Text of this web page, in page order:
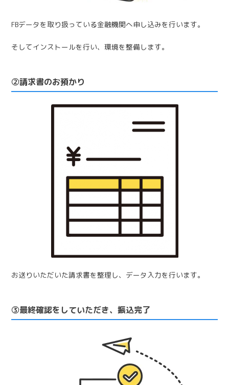
FBデータを取り扱っている金融機関へ申し込みを行います。
そしてインストールを行い、環境を整備します。
②請求書のお預かり
お送りいただいた請求書を整理し、データ入力を行います。
③最終確認をしていただき、振込完了